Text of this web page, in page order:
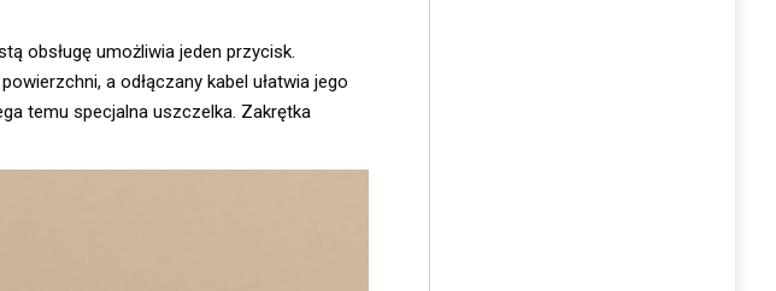
obsługę umożliwia jeden przycisk.
a odłączany kabel ułatwia jego
temu specjalna uszczelka. Zakrętka